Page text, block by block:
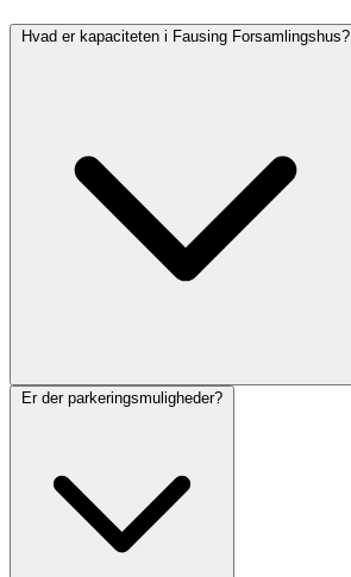
Hvad er kapaciteten i Fausing Forsamlingshus?
Er der parkeringsmuligheder?